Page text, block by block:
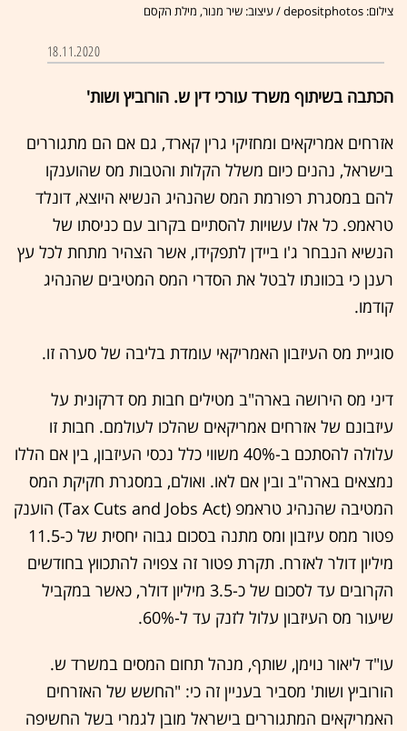
צילום: depositphotos / עיצוב: שיר מנור, מילת הקסם
18.11.2020
הכתבה בשיתוף משרד עורכי דין ש. הורוביץ ושות'
אזרחים אמריקאים ומחזיקי גרין קארד, גם אם הם מתגוררים
בישראל, נהנים כיום משלל הקלות והטבות מס שהוענקו
להם במסגרת רפורמת המס שהנהיג הנשיא היוצא, דונלד
טראמפ. כל אלו עשויות להסתיים בקרוב עם כניסתו של
הנשיא הנבחר ג'ו ביידן לתפקידו, אשר הצהיר מתחת לכל עץ
רענן כי בכוונתו לבטל את הסדרי המס המטיבים שהנהיג
קודמו.
סוגיית מס העיזבון האמריקאי עומדת בליבה של סערה זו.
דיני מס הירושה בארה"ב מטילים חבות מס דרקונית על
עיזבונם של אזרחים אמריקאים שהלכו לעולמם. חבות זו
עלולה להסתכם ב-40% משווי כלל נכסי העיזבון, בין אם הללו
נמצאים בארה"ב ובין אם לאו. ואולם, במסגרת חקיקת המס
המטיבה שהנהיג טראמפ (Tax Cuts and Jobs Act) הוענק
פטור ממס עיזבון ומס מתנה בסכום גבוה יחסית של כ-11.5
מיליון דולר לאזרח. תקרת פטור זה צפויה להתכווץ בחודשים
הקרובים עד לסכום של כ-3.5 מיליון דולר, כאשר במקביל
שיעור מס העיזבון עלול לזנק עד ל-60%.
עו"ד ליאור נוימן, שותף, מנהל תחום המסים במשרד ש.
הורוביץ ושות' מסביר בעניין זה כי: "החשש של האזרחים
האמריקאים המתגוררים בישראל מובן לגמרי בשל החשיפה